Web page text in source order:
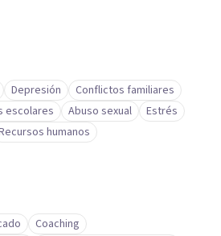
Depresión
Conflictos familiares
escolares Abuso sexual
Estrés
humanos
Coaching